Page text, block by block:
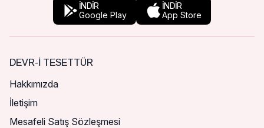
İNDİR
Google Play
İNDİR
App Store
DEVR-I TESETTÜR
Hakkımızda
İletişim
Mesafeli Satış Sözleşmesi